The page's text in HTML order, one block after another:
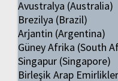
Avustralya (Australia)
Brezilya (Brazil)
Arjantin (Argentina)
Güney Afrika (South
Singapur (Singapore)
Birleşik Arap